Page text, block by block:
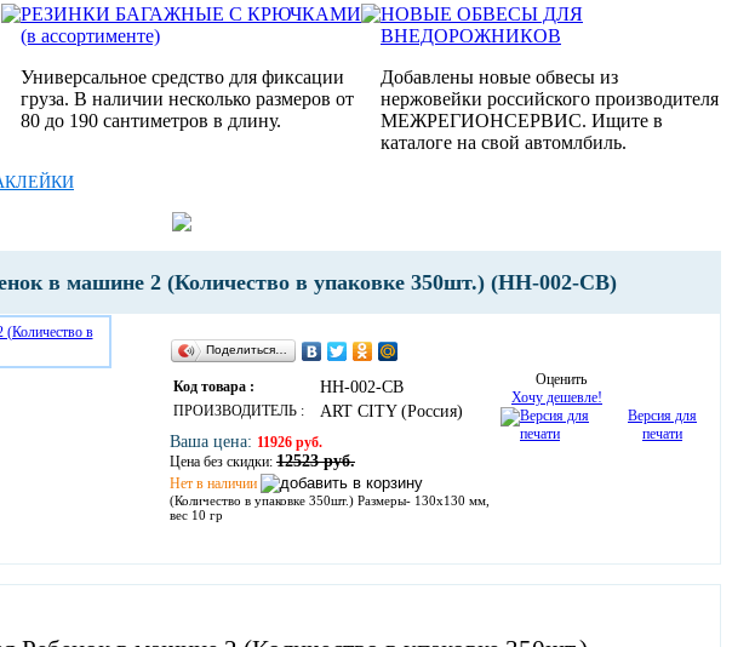
РЕЗИНКИ БАГАЖНЫЕ С КРЮЧКАМИ
(в ассортименте)
Универсальное средство для фиксации
груза. В наличии несколько размеров от
80 до 190 сантиметров в длину.
НОВЫЕ ОБВЕСЫ ДЛЯ
ВНЕДОРОЖНИКОВ
Добавлены новые обвесы из
нержовейки российского производителя
МЕЖРЕГИОНСЕРВИС. Ищите в
каталоге на свой автомлбиль.
в машине 2 (Количество в упаковке 350шт.) (НН-002-СВ)
Поделиться…
Код товара : НН-002-СВ
ПРОИЗВОДИТЕЛЬ :
ART CITY (Россия)
Ваша цена: 11926 руб.
Цена без скидки: 12523 руб.
Нет в наличии
(Количество в упаковке 350шт.) Размеры- 130х130 мм,
вес 10 гр
Оценить
Хочу дешевле!
Версия для
печати